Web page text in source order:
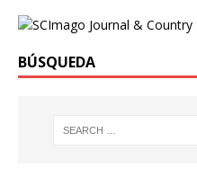
BÚSQUEDA